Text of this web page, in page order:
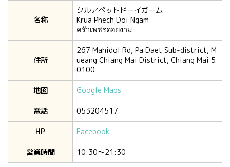
名称
クルアペットドーイガーム
Krua Phech Doi Ngam
ครัวเพชรดอยงาม
住所
267 Mahidol Rd, Pa Daet Sub-district, M
ueang Chiang Mai District, Chiang Mai 5
0100
地図
Google Maps
電話
053204517
HP
Facebook
営業時間
10:30〜21:30